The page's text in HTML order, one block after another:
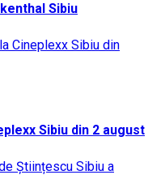
Sibiu
Sibiu din 2 august